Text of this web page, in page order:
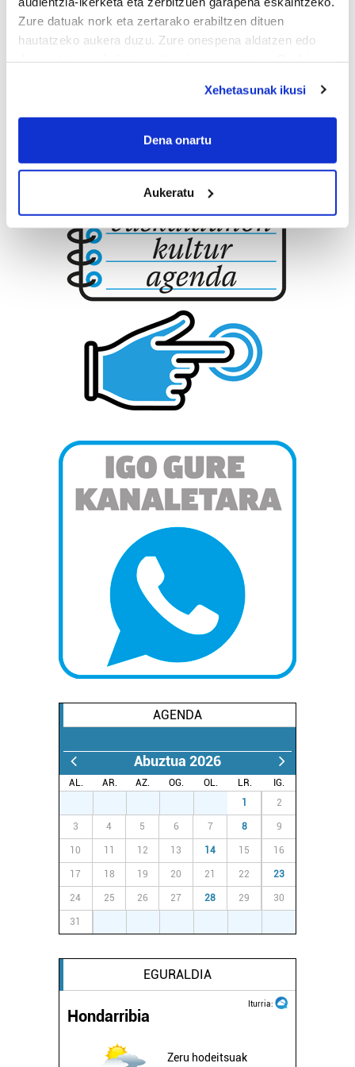
Zure datuak nork eta zertarako erabiltzen dituen
hautatzeko aukera duzu. Zure onespena aldatzen edo
If you allow, we would also like to:
Collect information about your geographical
meters
Identify your device by actively scanning it for
specific characteristics (fingerprinting)
Find out more about how your personal data is processed
and set your preferences in thedetails section
Guk eta gure bazkideek zure datu pertsonalak
prozesatzen ditugu, zure IP zenbakia, besteak beste,
teknologia erabiliz, cookieak adibidez, iragarki eta eduki
pertsonalizatuak eskaintzeko, iragarkiak eta edukia
neurtzeko, jendeari buruzko informazioa biltzeko eta
produktuak garatzeko. Zure datuak nork eta zertarako
erabiltzen dituen hauta dezakezu.
Bazkide batzuek ez dizute baimenik eskatzen, eta beren
interes komertzial legitimoetan babesten dira. Ikusi gure
duten interes legitimoa eta horren aurka nola egin
Lortu zure datu pertsonalak prozesatzeko moduari
buruzko informazio gehiago eta ezarri zure lehentasunak
datuen atalean. Edozein unetan alda edo ken dezakezu
zure baimena Cookieen adierazpenean.
Webgune honek cookie propioak eta hirugarrenen cookie-
fitxategiak erabiltzen ditu. Zure esperientzia eta
baliatzen gara. Ohar hau onartuz gero, teknologia hori
erabiltzeko baimen esplizitua ematen diguzu.Gehiago
Xehetasunak ikusi
Dena onartu
Aukeratu
AGENDA
Abuztua 2026
AL. AR. AZ. OG. OL. LR.
IG.
1 2
3 4 5 6 7 8 9
10 11 12 13 14 15 16
17 18 19 20 21 22 23
24 25 26 27 28 29 30
31
EGURALDIA
Iturria:
Hondarribia
Zeru hodeitsuak